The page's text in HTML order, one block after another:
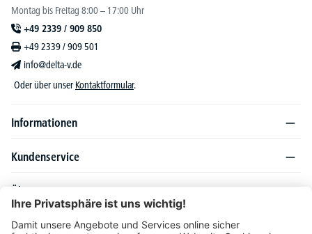
Montag bis Freitag 8:00 – 17:00 Uhr
+49 2339 / 909 850
+49 2339 / 909 501
info@delta-v.de
Oder über unser Kontaktformular.
Informationen
Kundenservice
Über DELTA-V
Produktsortiment